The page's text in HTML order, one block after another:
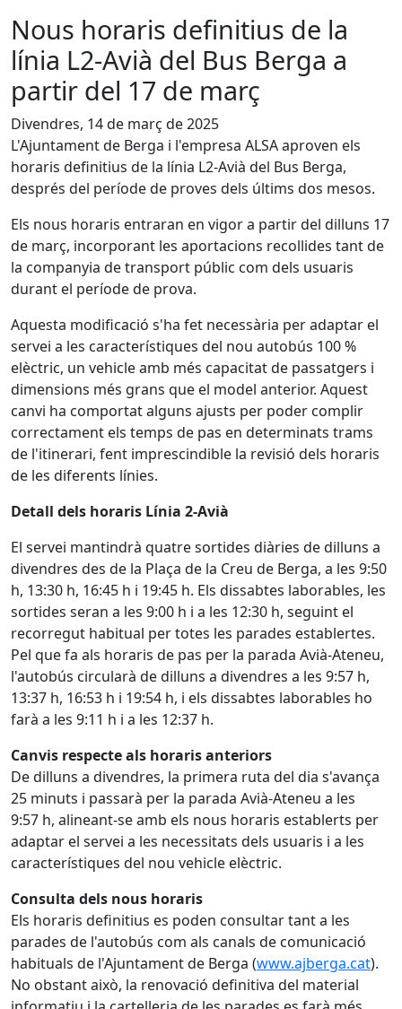
Nous horaris definitius de la
línia L2-Avià del Bus Berga a
partir del 17 de març
Divendres, 14 de març de 2025
L'Ajuntament de Berga i l'empresa ALSA aproven els
horaris definitius de la línia L2-Avià del Bus Berga,
després del període de proves dels últims dos mesos.
Els nous horaris entraran en vigor a partir del dilluns 17
de març, incorporant les aportacions recollides tant de
la companyia de transport públic com dels usuaris
durant el període de prova.
Aquesta modificació s'ha fet necessària per adaptar el
servei a les característiques del nou autobús 100 %
elèctric, un vehicle amb més capacitat de passatgers i
dimensions més grans que el model anterior. Aquest
canvi ha comportat alguns ajusts per poder complir
correctament els temps de pas en determinats trams
de l'itinerari, fent imprescindible la revisió dels horaris
de les diferents línies.
Detall dels horaris Línia 2-Avià
El servei mantindrà quatre sortides diàries de dilluns a
divendres des de la Plaça de la Creu de Berga, a les 9:50
h, 13:30 h, 16:45 h i 19:45 h. Els dissabtes laborables, les
sortides seran a les 9:00 h i a les 12:30 h, seguint el
recorregut habitual per totes les parades establertes.
Pel que fa als horaris de pas per la parada Avià-Ateneu,
l'autobús circularà de dilluns a divendres a les 9:57 h,
13:37 h, 16:53 h i 19:54 h, i els dissabtes laborables ho
farà a les 9:11 h i a les 12:37 h.
Canvis respecte als horaris anteriors
De dilluns a divendres, la primera ruta del dia s'avança
25 minuts i passarà per la parada Avià-Ateneu a les
9:57 h, alineant-se amb els nous horaris establerts per
adaptar el servei a les necessitats dels usuaris i a les
característiques del nou vehicle elèctric.
Consulta dels nous horaris
Els horaris definitius es poden consultar tant a les
parades de l'autobús com als canals de comunicació
habituals de l'Ajuntament de Berga (www.ajberga.cat).
No obstant això, la renovació definitiva del material